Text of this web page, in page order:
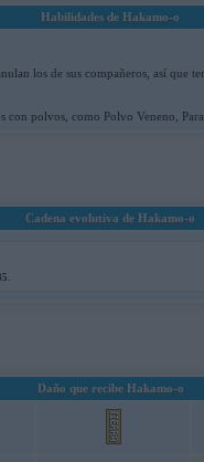
Habilidades de Hakamo-o
los de sus compañeros, así que
polvos, como Polvo Veneno,
Cadena evolutiva de Hakamo-o
.
Daño que recibe Hakamo-o